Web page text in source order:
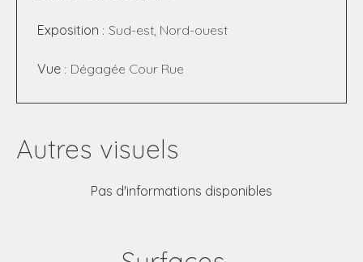
Exposition Sud-est, Nord-ouest
Vue Dégagée Cour Rue
Autres visuels
Pas d'informations disponibles